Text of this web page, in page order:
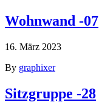
Wohnwand -07
16. März 2023
By graphixer
Sitzgruppe -28